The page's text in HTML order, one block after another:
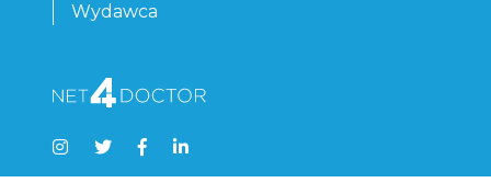
Wydawca